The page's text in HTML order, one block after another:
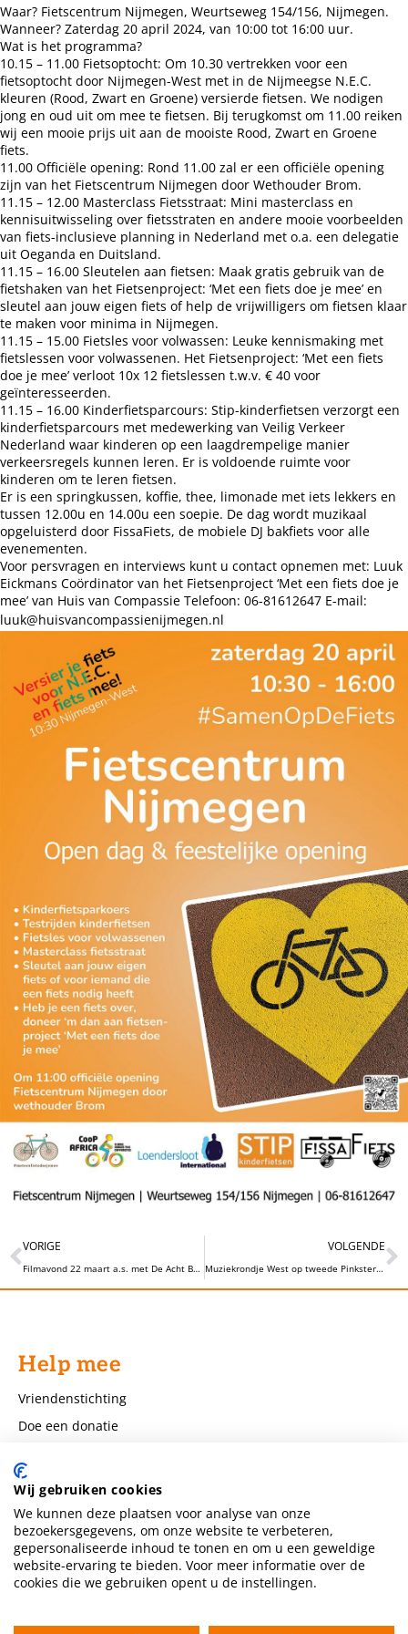
Waar? Fietscentrum Nijmegen, Weurtseweg 154/156, Nijmegen.
Wanneer? Zaterdag 20 april 2024, van 10:00 tot 16:00 uur.
Wat is het programma?
10.15 – 11.00 Fietsoptocht: Om 10.30 vertrekken voor een
fietsoptocht door Nijmegen-West met in de Nijmeegse N.E.C.
kleuren (Rood, Zwart en Groene) versierde fietsen. We nodigen
jong en oud uit om mee te fietsen. Bij terugkomst om 11.00 reiken
wij een mooie prijs uit aan de mooiste Rood, Zwart en Groene
fiets.
11.00 Officiële opening: Rond 11.00 zal er een officiële opening
zijn van het Fietscentrum Nijmegen door Wethouder Brom.
11.15 – 12.00 Masterclass Fietsstraat: Mini masterclass en
kennisuitwisseling over fietsstraten en andere mooie voorbeelden
van fiets-inclusieve planning in Nederland met o.a. een delegatie
uit Oeganda en Duitsland.
11.15 – 16.00 Sleutelen aan fietsen: Maak gratis gebruik van de
fietshaken van het Fietsenproject: ‘Met een fiets doe je mee’ en
sleutel aan jouw eigen fiets of help de vrijwilligers om fietsen klaar
te maken voor minima in Nijmegen.
11.15 – 15.00 Fietsles voor volwassen: Leuke kennismaking met
fietslessen voor volwassenen. Het Fietsenproject: ‘Met een fiets
doe je mee’ verloot 10x 12 fietslessen t.w.v. € 40 voor
geïnteresseerden.
11.15 – 16.00 Kinderfietsparcours: Stip-kinderfietsen verzorgt een
kinderfietsparcours met medewerking van Veilig Verkeer
Nederland waar kinderen op een laagdrempelige manier
verkeersregels kunnen leren. Er is voldoende ruimte voor
kinderen om te leren fietsen.
Er is een springkussen, koffie, thee, limonade met iets lekkers en
tussen 12.00u en 14.00u een soepie. De dag wordt muzikaal
opgeluisterd door FissaFiets, de mobiele DJ bakfiets voor alle
evenementen.
Voor persvragen en interviews kunt u contact opnemen met: Luuk
Eickmans Coördinator van het Fietsenproject ‘Met een fiets doe je
mee’ van Huis van Compassie Telefoon: 06-81612647 E-mail:
luuk@huisvancompassienijmegen.nl
VORIGE
Filmavond 22 maart a.s. met De Acht Bergen
VOLGENDE
Muziekrondje West op tweede Pinksterdag
Help mee
Vriendenstichting
Doe een donatie
Word financier
Nalatenschappen
Word vrijwilliger
Werkterreinen
Praktische hulp
Wij gebruiken cookies
We kunnen deze plaatsen voor analyse van onze
bezoekersgegevens, om onze website te verbeteren,
gepersonaliseerde inhoud te tonen en om u een geweldige
website-ervaring te bieden. Voor meer informatie over de
cookies die we gebruiken opent u de instellingen.